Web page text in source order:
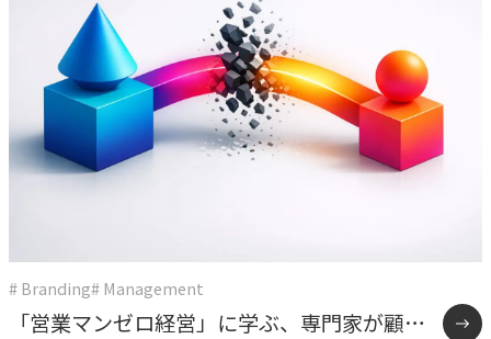
# Branding# Management
「営業マンゼロ経営」に学ぶ、専門家が顧客